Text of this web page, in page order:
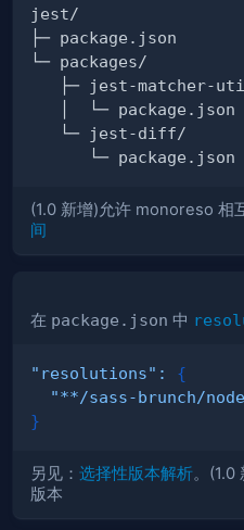
(1.0 新增)允许 monoreso 相
间
在 package.json 中
"resolutions" :
{
"**/sass-brunch/
}
另见： 选择性版本解析。(1.0
版本